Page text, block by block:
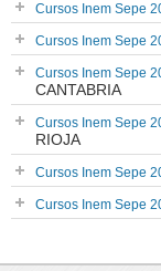
Cursos Inem Sepe
Cursos Inem Sepe
Cursos Inem Sepe
CANTABRIA
Cursos Inem Sepe
RIOJA
Cursos Inem Sepe
Cursos Inem Sepe